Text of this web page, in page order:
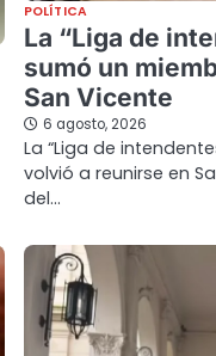
POLÍTICA
La “Liga de
sumó un
San Vicente
6 agosto, 2026
La “Liga de
volvió a reunirse en
del…